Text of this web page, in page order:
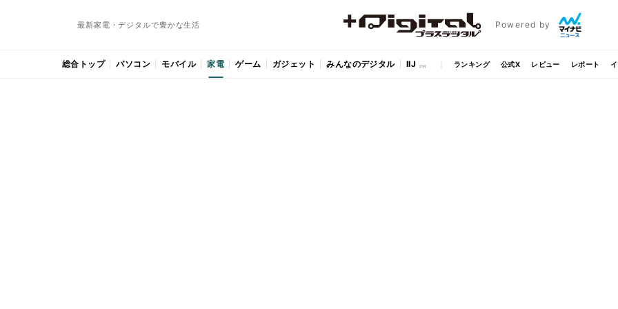
最新家電・デジタルで豊かな生活 Powered by
総合トップ パソコン モバイル 家電 ゲーム ガジェット みんなのデジタル IIJ ランキング 公式X レビュー レポート